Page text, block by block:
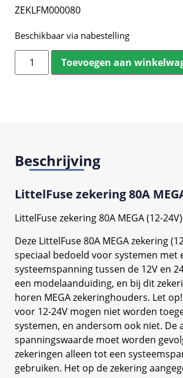
ZEKLFM000080
Beschikbaar via nabestelling
Toevoegen aan
Beschrijving
LittelFuse zekering 80A
LittelFuse zekering 80A MEGA (12-24V)
Deze LittelFuse 80A MEGA zekering
speciaal bedoeld voor systemen met
systeemspanning tussen de 12V en
een modelaanduiding, en bij dit
horen MEGA zekeringhouders. Let
voor 12-24V mogen niet worden
systemen, en andersom ook niet. De
spanningswaarde moet worden
zekeringen alleen tot een
gebruiken. Het op de zekering